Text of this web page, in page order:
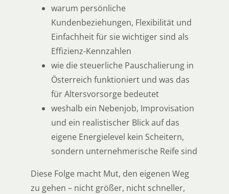
warum persönliche
Kundenbeziehungen, Flexibilität und
Einfachheit für sie wichtiger sind als
Effizienz-Kennzahlen
wie die steuerliche Pauschalierung in
Österreich funktioniert und was das
für Altersvorsorge bedeutet
weshalb ein Nebenjob, Improvisation
und ein realistischer Blick auf das
eigene Energielevel kein Scheitern,
sondern unternehmerische Reife sind
Diese Folge macht Mut, den eigenen Weg
zu gehen – nicht größer, nicht schneller,